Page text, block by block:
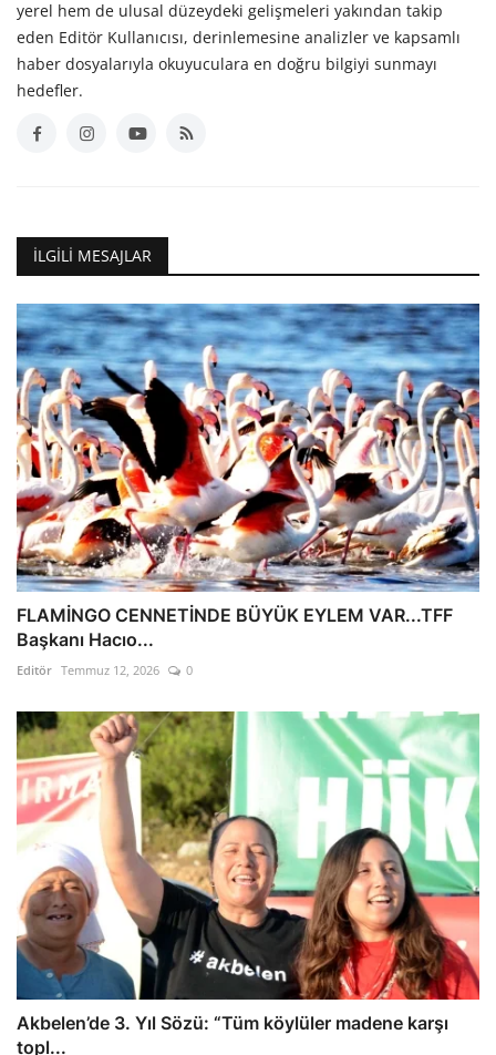
yerel hem de ulusal düzeydeki gelişmeleri yakından takip
eden Editör Kullanıcısı, derinlemesine analizler ve kapsamlı
haber dosyalarıyla okuyuculara en doğru bilgiyi sunmayı
hedefler.
İLGILI MESAJLAR
FLAMİNGO CENNETİNDE BÜYÜK EYLEM VAR...TFF
Başkanı Hacıo...
Editör Temmuz 12, 2026 0
Akbelen’de 3. Yıl Sözü: “Tüm köylüler madene karşı
topl...